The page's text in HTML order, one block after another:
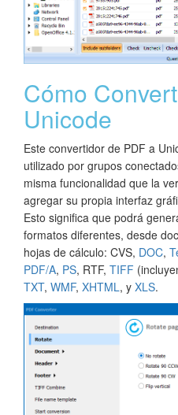
Cómo
Unicode
Este convertidor de PDF a
utilizado por grupos
misma funcionalidad que la
agregar su propia interfaz
Esto significa que podrá
formatos diferentes, desde
hojas de cálculo: CVS, DOC,
PDF/A, PS, RTF, TIFF
TXT, WMF, XHTML, y XLS.